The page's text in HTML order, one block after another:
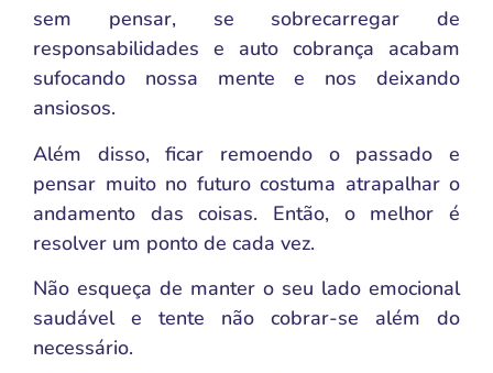
sem pensar, se sobrecarregar de
responsabilidades e auto cobrança acabam
sufocando nossa mente e nos deixando
ansiosos.
Além disso, ficar remoendo o passado e
pensar muito no futuro costuma atrapalhar o
andamento das coisas. Então, o melhor é
resolver um ponto de cada vez.
Não esqueça de manter o seu lado emocional
saudável e tente não cobrar-se além do
necessário.